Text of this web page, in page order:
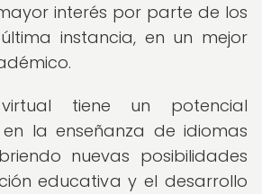
interés por parte de los
instancia, en un mejor
tiene un potencial
la enseñanza de idiomas
nuevas posibilidades
educativa y el desarrollo